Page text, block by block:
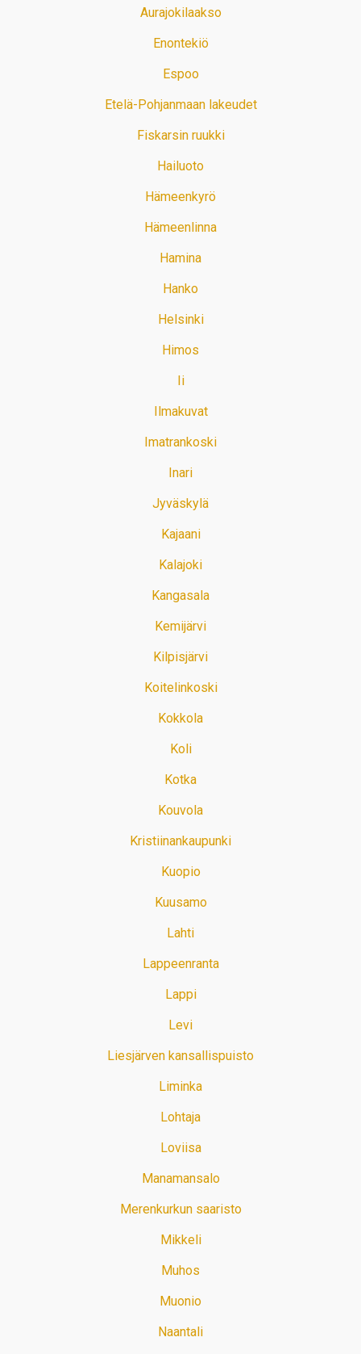
Aurajokilaakso
Enontekiö
Espoo
Etelä-Pohjanmaan lakeudet
Fiskarsin ruukki
Hailuoto
Hämeenkyrö
Hämeenlinna
Hamina
Hanko
Helsinki
Himos
Ii
Ilmakuvat
Imatrankoski
Inari
Jyväskylä
Kajaani
Kalajoki
Kangasala
Kemijärvi
Kilpisjärvi
Koitelinkoski
Kokkola
Koli
Kotka
Kouvola
Kristiinankaupunki
Kuopio
Kuusamo
Lahti
Lappeenranta
Lappi
Levi
Liesjärven kansallispuisto
Liminka
Lohtaja
Loviisa
Manamansalo
Merenkurkun saaristo
Mikkeli
Muhos
Muonio
Naantali